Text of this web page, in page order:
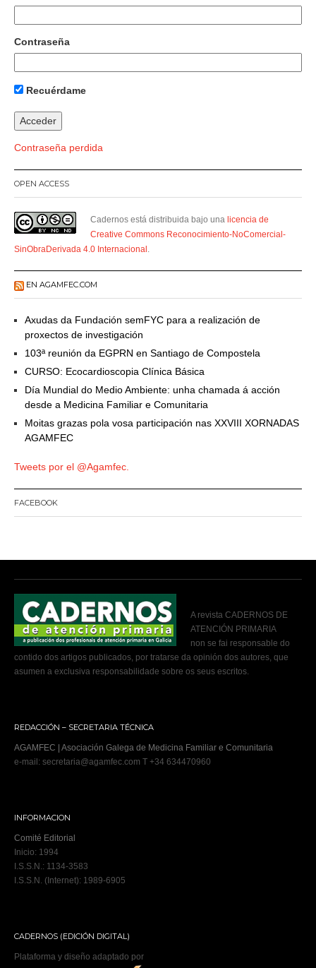
Contraseña
Recuérdame
Contraseña perdida
OPEN ACCESS
Cadernos está distribuida bajo una licencia de
Creative Commons Reconocimiento-NoComercial-
SinObraDerivada 4.0 Internacional .
EN AGAMFEC.COM
Axudas da Fundación semFYC para a realización de
proxectos de investigación
103ª reunión da EGPRN en Santiago de Compostela
CURSO: Ecocardioscopia Clínica Básica
Día Mundial do Medio Ambiente: unha chamada á acción
desde a Medicina Familiar e Comunitaria
Moitas grazas pola vosa participación nas XXVIII XORNADAS
AGAMFEC
Tweets por el @Agamfec.
FACEBOOK
A revista CADERNOS DE
ATENCIÓN PRIMARIA
non se fai responsable do
contido dos artigos publicados, por tratarse da opinión dos autores, que
asumen a exclusiva responsabilidade sobre os seus escritos.
REDACCIÓN – SECRETARIA TÉCNICA
AGAMFEC | Asociación Galega de Medicina Familiar e Comunitaria
e-mail: secretaria@agamfec.com T +34 634470960
INFORMACION
Comité Editorial
Inicio: 1994
I.S.S.N.: 1134-3583
I.S.S.N. (Internet): 1989-6905
CADERNOS (EDICIÓN DIGITAL)
Plataforma y diseño adaptado por